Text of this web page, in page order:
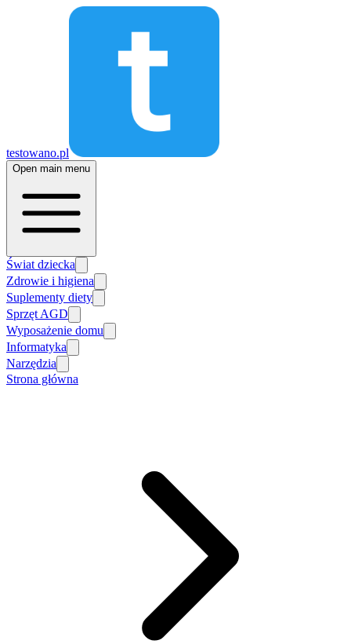
testowano.pl
Open main menu
Świat dziecka
Zdrowie i higiena
Suplementy diety
Sprzęt AGD
Wyposażenie domu
Informatyka
Narzędzia
Strona główna